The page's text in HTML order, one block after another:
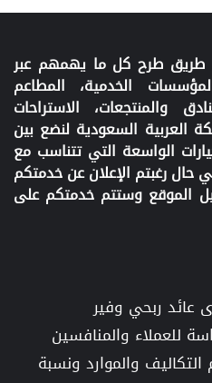
طريق طرح كل ما يهمهم عبر
الخدمية، المطاعم
والمنتجعات، الاستراحات
العربية السعودية لنضع بين
الواسعة التي تتناسب مع
حال رغبتم الإعلان عن خدمتكم
الموقع وستتم خدمتكم على
عائد ربحي وفير
للعملاء والمنافسين
والموارد ونسبة